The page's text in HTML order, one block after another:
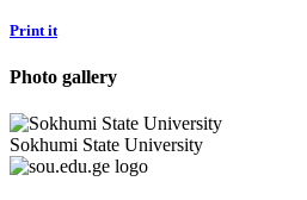
Print it
Photo gallery
Sokhumi State University